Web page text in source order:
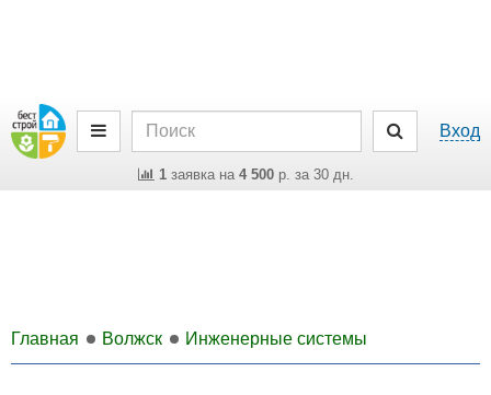
Вход
1заявка на 4 500р. за 30 дн.
Главная Волжск Инженерные системы